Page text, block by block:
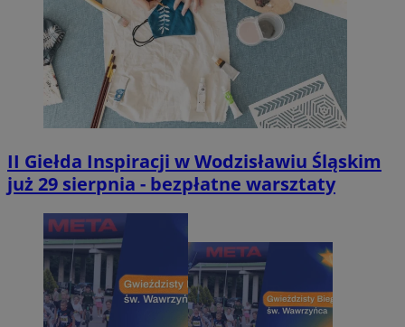
II Giełda Inspiracji w Wodzisławiu Śląskim
już 29 sierpnia - bezpłatne warsztaty